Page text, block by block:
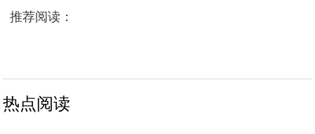
推荐阅读：
热点阅读